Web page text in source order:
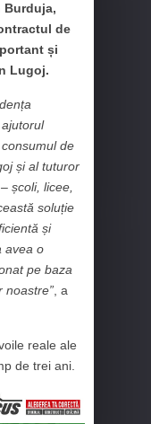
Burduja,
de
și
Lugoj.
de
și al tuturor
școli, licee,
soluție
și
avea o
pe baza
noastre”, a
reale ale
de trei ani.